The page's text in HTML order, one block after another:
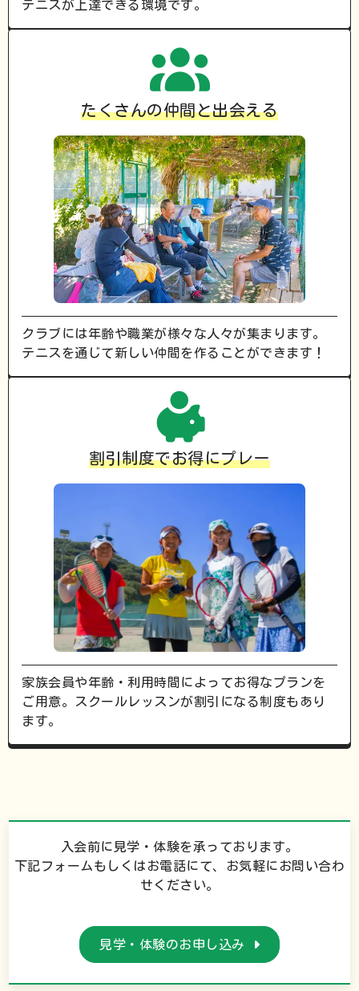
テニスが上達できる環境です。
たくさんの仲間と出会える
クラブには年齢や職業が様々な人々が集まります。
テニスを通じて新しい仲間を作ることができます！
割引制度でお得にプレー
家族会員や年齢・利用時間によってお得なプランを
ご用意。スクールレッスンが割引になる制度もあり
ます。
入会前に見学・体験を承っております。
下記フォームもしくはお電話にて、お気軽にお問い合わ
せください。
見学・体験のお申し込み